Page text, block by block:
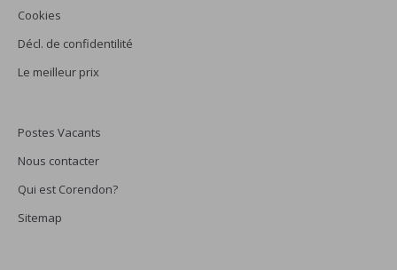
Cookies
Décl. de confidentilité
Le meilleur prix
Postes Vacants
Nous contacter
Qui est Corendon?
Sitemap